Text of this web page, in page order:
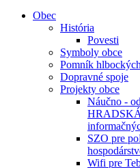
Obec
História
Povesti
Symboly obce
Pomník
Dopravné spoje
Projekty obce
Náučno -
SZO pre
Wifi pre